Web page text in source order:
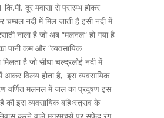
दूर मवासा से प्रारम्भ होकर
चम्बल नदी में मिल जाती है इसी नदी में
नाला है जो अब “मलनल“ हो गया है
पानी कम और “व्यवसायिक
मिलता है जो सीधा चल्द्रलोई नदी में
आकर विलय होता है, इस व्यवसायिक
वर्णित मलनल में जल का प्रदूषण इस
इस व्यवसायिक बहिःस्त्राव के